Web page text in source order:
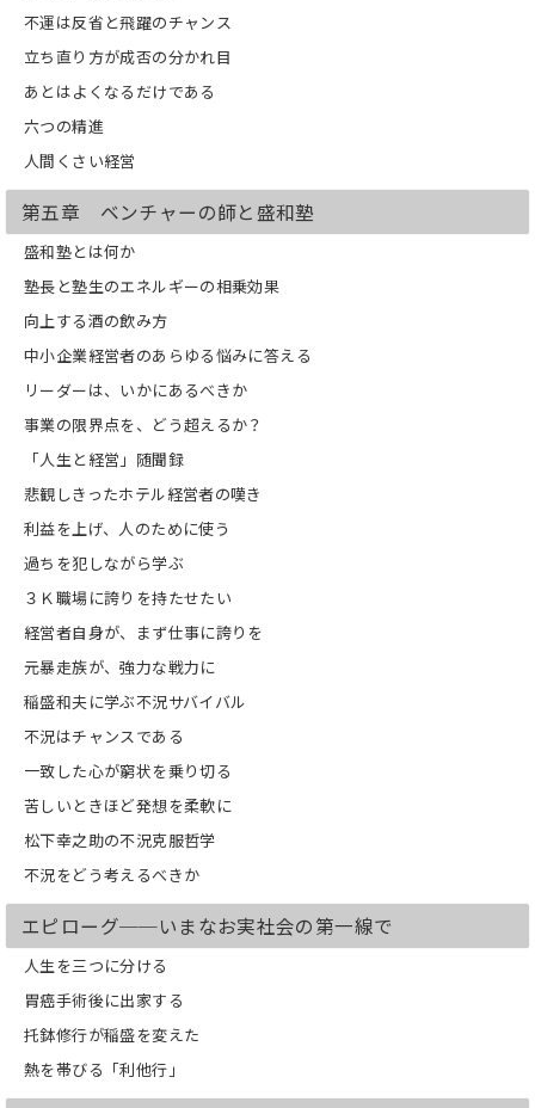
不運は反省と飛躍のチャンス
立ち直り方が成否の分かれ目
あとはよくなるだけである
六つの精進
人間くさい経営
第五章 ベンチャーの師と盛和塾
盛和塾とは何か
塾長と塾生のエネルギーの相乗効果
向上する酒の飲み方
中小企業経営者のあらゆる悩みに答える
リーダーは、いかにあるべきか
事業の限界点を、どう超えるか？
「人生と経営」随聞録
悲観しきったホテル経営者の嘆き
利益を上げ、人のために使う
過ちを犯しながら学ぶ
３Ｋ職場に誇りを持たせたい
経営者自身が、まず仕事に誇りを
元暴走族が、強力な戦力に
稲盛和夫に学ぶ不況サバイバル
不況はチャンスである
一致した心が窮状を乗り切る
苦しいときほど発想を柔軟に
松下幸之助の不況克服哲学
不況をどう考えるべきか
エピローグ──いまなお実社会の第一線で
人生を三つに分ける
胃癌手術後に出家する
托鉢修行が稲盛を変えた
熱を帯びる「利他行」